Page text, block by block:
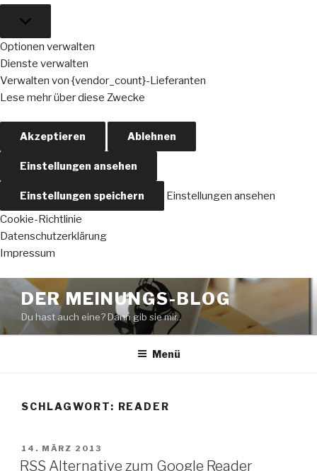
Optionen verwalten
Dienste verwalten
Verwalten von {vendor_count}-Lieferanten
Lese mehr über diese Zwecke
Akzeptieren Ablehnen
Einstellungen ansehen
Einstellungen speichern
Einstellungen ansehen
Cookie-Richtlinie
Datenschutzerklärung
Impressum
Zum
Inhalt
springen
DER MEINUNGS-BLOG
Du hast auch eine? Dann gib sie mir..
Menü
SCHLAGWORT: READER
VERÖFFENTLICHT
AM
14. MÄRZ 2013
RSS Alternative zum Google Reader